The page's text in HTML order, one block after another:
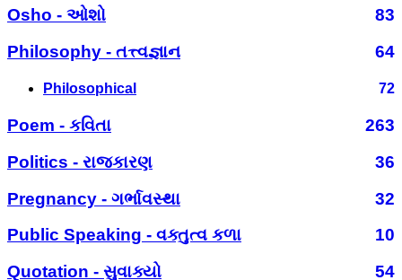
Osho - ઓશો
83
Philosophy - તત્ત્વજ્ઞાન
64
Philosophical 72
Poem - કવિતા
263
Politics - રાજકારણ
36
Pregnancy - ગર્ભાવસ્થા
32
Public Speaking - વક્તુત્વ કળા
10
Quotation - સુવાક્યો
54